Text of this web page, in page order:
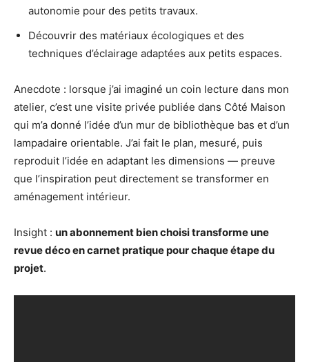
autonomie pour des petits travaux.
Découvrir des matériaux écologiques et des
techniques d’éclairage adaptées aux petits espaces.
Anecdote : lorsque j’ai imaginé un coin lecture dans mon
atelier, c’est une visite privée publiée dans Côté Maison
qui m’a donné l’idée d’un mur de bibliothèque bas et d’un
lampadaire orientable. J’ai fait le plan, mesuré, puis
reproduit l’idée en adaptant les dimensions — preuve
que l’inspiration peut directement se transformer en
aménagement intérieur.
Insight : un abonnement bien choisi transforme une
revue déco en carnet pratique pour chaque étape du
projet.